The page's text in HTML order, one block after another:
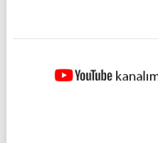
YAZILAR